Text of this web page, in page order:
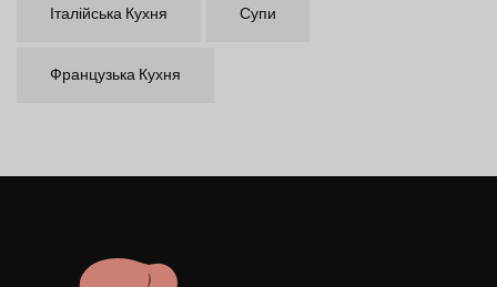
Італійська Кухня Супи
Французька Кухня